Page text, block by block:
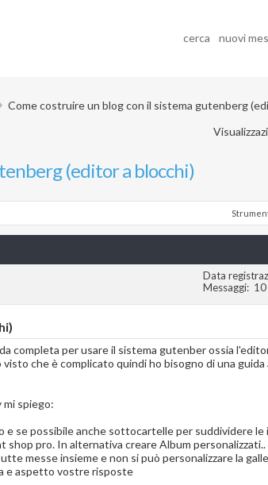
cerca nuovi
Come costruire un blog con il sistema gutenberg
(editor a blocchi)
Data
Messaggi
10
completa per usare il sistema gutenber ossia
che è complicato quindi ho bisogno di una
mi spiego:
se possibile anche sottocartelle per suddividere
pro. In alternativa creare Album personalizzati..
messe insieme e non si può personalizzare la
e aspetto vostre risposte